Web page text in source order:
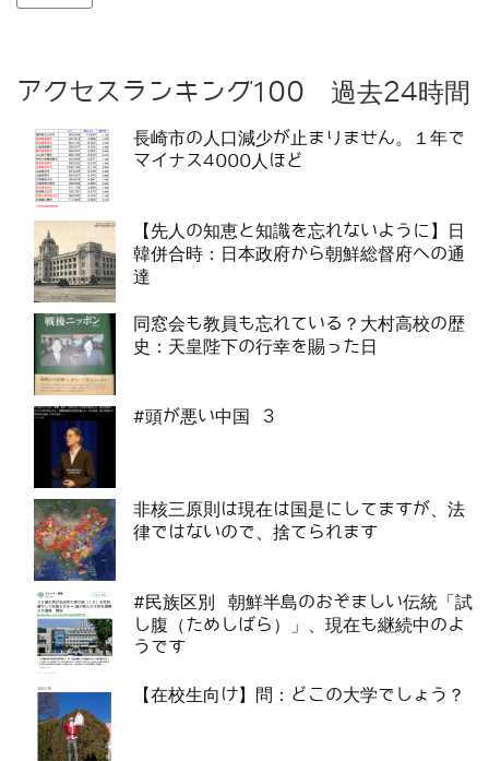
アクセスランキング100 過去24時間
長崎市の人口減少が止まりません。１年で
マイナス4000人ほど
【先人の知恵と知識を忘れないように】日
韓併合時：日本政府から朝鮮総督府への通
達
同窓会も教員も忘れている？大村高校の歴
史：天皇陛下の行幸を賜った日
#頭が悪い中国 3
非核三原則は現在は国是にしてますが、法
律ではないので、捨てられます
#民族区別 朝鮮半島のおぞましい伝統「試
し腹（ためしばら）」、現在も継続中のよ
うです
【在校生向け】問：どこの大学でしょう？